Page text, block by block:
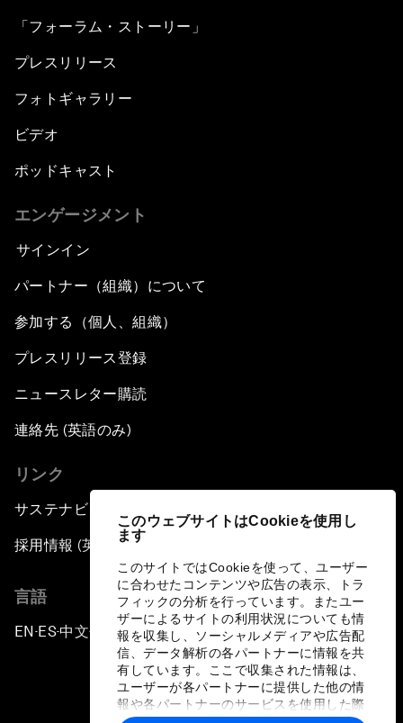
このウェブサイトはCookieを使用し
ます
このサイトではCookieを使って、ユーザー
に合わせたコンテンツや広告の表示、トラ
フィックの分析を行っています。またユー
ザーによるサイトの利用状況についても情
報を収集し、ソーシャルメディアや広告配
信、データ解析の各パートナーに情報を共
有しています。ここで収集された情報は、
ユーザーが各パートナーに提供した他の情
報や各パートナーのサービスを使用した際
「フォーラム・ストーリー」
プレスリリース
フォトギャラリー
ビデオ
ポッドキャスト
エンゲージメント
サインイン
パートナー（組織）について
参加する（個人、組織）
プレスリリース登録
ニュースレター購読
連絡先 (英語のみ)
リンク
サステナビリティへの取り組み
採用情報 (英語のみ)
言語
EN ▪ES▪中文▪ 日本語